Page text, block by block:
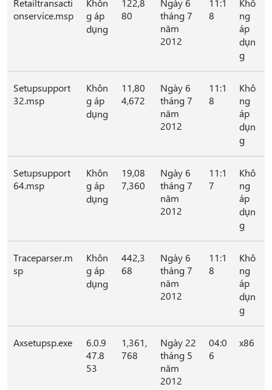
Retailtransacti
onservice.msp
Khôn
g áp
dụng
122,8
80
Ngày 6
tháng 7
năm
2012
11:1
8
Khô
ng
áp
dụn
g
Setupsupport
32.msp
Khôn
g áp
dụng
11,80
4,672
Ngày 6
tháng 7
năm
2012
11:1
8
Khô
ng
áp
dụn
g
Setupsupport
64.msp
Khôn
g áp
dụng
19,08
7,360
Ngày 6
tháng 7
năm
2012
11:1
7
Khô
ng
áp
dụn
g
Traceparser.m
sp
Khôn
g áp
dụng
442,3
68
Ngày 6
tháng 7
năm
2012
11:1
8
Khô
ng
áp
dụn
g
Axsetupsp.exe
6.0.9
47.8
53
1,361,
768
Ngày 22
tháng 5
năm
2012
04:0
6
x86